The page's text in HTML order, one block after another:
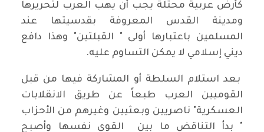
كأرض عربية محتلة يجب أن يهب العرب لتحريرها
ومدينة القدس المعروفة بقدسيتها عند
المسلمين باعتبارها أولى " القبلتين" وهذا دافع
ديني إسلامي لا يمكن التساوم عليه.
بعد استلام السلطة أو المشاركة فيها من قبل
القوميين العرب طبعاً عن طريق الانقلابات
العسكرية" ناصريين وبعثيين وغيرهم من الأحزاب
" بدأ التناقض ما بين القوى نفسها وأصبح